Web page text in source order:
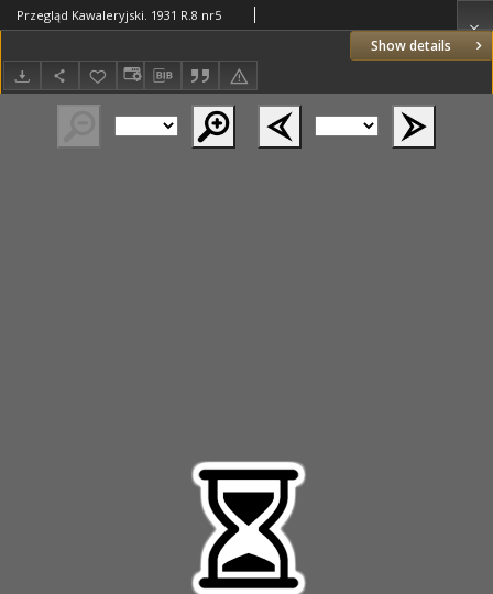
Show details
Przegląd Kawaleryjski. 1931 R.8 nr5